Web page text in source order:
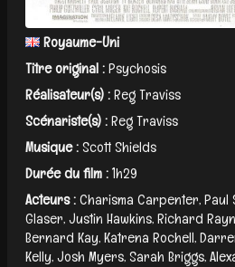
Royaume-Uni
Titre original :Psychosis
Réalisateur(s) :Reg Traviss
Scénariste(s) :Reg Traviss
Musique :Scott Shields
Durée du film :1h29
Acteurs :Charisma Carpenter, Paul
Glaser, Justin Hawkins, Richard
Bernard Kay, Katrena Rochell,
Kelly, Josh Myers, Sarah Briggs,